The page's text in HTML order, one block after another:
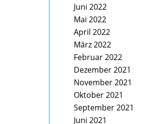
Juni 2022
Mai 2022
April 2022
März 2022
Februar 2022
Dezember 2021
November 2021
Oktober 2021
September 2021
Juni 2021